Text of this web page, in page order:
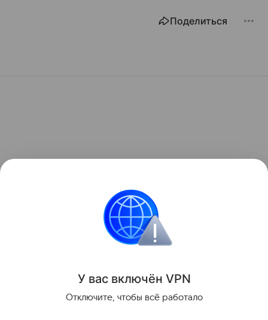
Поделиться
У вас включён VPN
Отключите, чтобы всё работало